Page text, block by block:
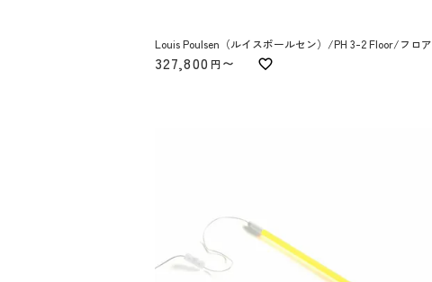
Louis Poulsen（ルイスポールセン）/PH 3-2 Floor/フロア
327,800 〜